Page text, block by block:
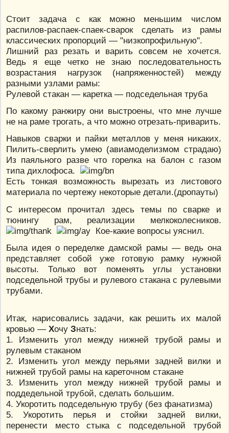
Стоит задача с как можно меньшим числом
распилов-распаек-спаек-сварок сделать из рамы
классических пропорций — "низкопрофильную".
Лишний раз резать и варить совсем не хочется.
Ведь я еще четко не знаю последовательность
возрастания нагрузок (напряженностей) между
разными узлами рамы:
Рулевой стакан — каретка — подседельная труба
По какому ранжиру они выстроены, что мне лучше
не на раме трогать, а что можно отрезать-приварить.
Навыков сварки и пайки металлов у меня никаких.
Пилить-сверлить умею (авиамоделизмом страдаю)
Из паяльного разве что горелка на балон с газом
типа дихлофоса.
Есть тонкая возможность вырезать из листового
материала по чертежу некоторые детали.(дропауты)
С интересом прочитал здесь темы по сварке и
тюнингу рам, реализации мелкоколесников.
Кое-какие вопросы уяснил.
Была идея о переделке дамской рамы — ведь она
представляет собой уже готовую рамку нужной
высоты. Только вот поменять углы установки
подседельной трубы и рулевого стакана с рулевыми
трубами.
Итак, нарисовались задачи, как решить их малой
кровью — Хочу Знать:
1. Изменить угол между нижней трубой рамы и
рулевым стаканом
2. Изменить угол между перьями задней вилки и
нижней трубой рамы на кареточном стакане
3. Изменить угол между нижней трубой рамы и
поддедельной трубой, сделать большим.
4. Укоротить подседельную трубу (без фанатизма)
5. Укоротить перья и стойки задней вилки,
перенести место стыка с подседельной трубой